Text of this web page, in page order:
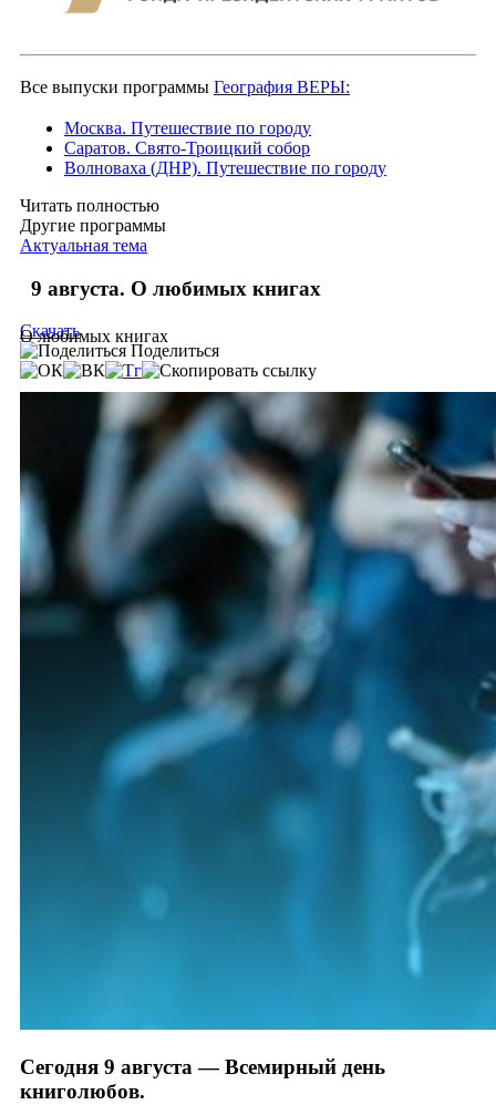
Все выпуски программы География ВЕРЫ:
Москва. Путешествие по городу
Саратов. Свято-Троицкий собор
Волноваха (ДНР). Путешествие по городу
Читать полностью
Другие программы
Актуальная тема
9 августа. О любимых книгах
О любимых книгах
Скачать
Поделиться
Сегодня 9 августа — Всемирный день
книголюбов.